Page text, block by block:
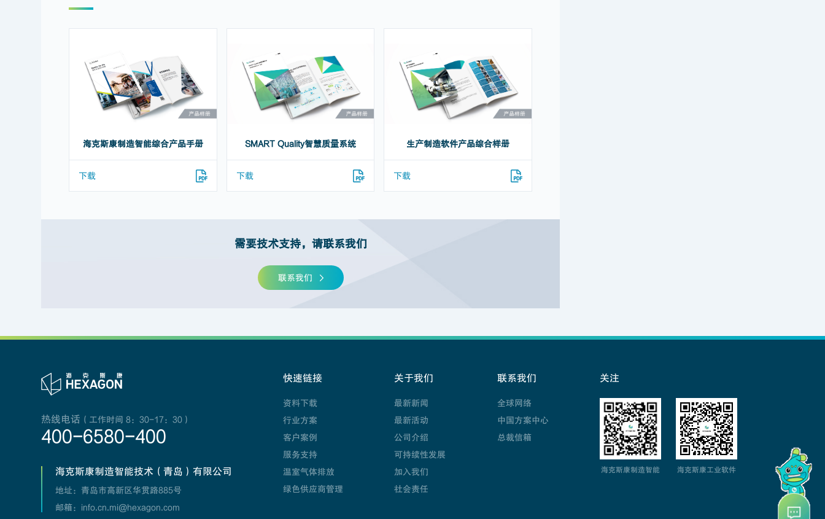
海克斯康制造智能综合产品手册
下载
SMART Quality智慧质量系统
下载
生产制造软件产品综合样册
下载
需要技术支持，请联系我们
联系我们
热线电话 （工作时间 8：30-17：30）
400-6580-400
海克斯康制造智能技术（青岛）有限公司
地址：青岛市高新区华贯路885号
邮箱：info.cn.mi@hexagon.com
快速链接
资料下载
行业方案
客户案例
服务支持
温室气体排放
绿色供应商管理
关于我们
最新新闻
最新活动
公司介绍
可持续性发展
加入我们
社会责任
联系我们
全球网络
中国方案中心
总裁信箱
关注
海克斯康制造智能 海克斯康工业软件